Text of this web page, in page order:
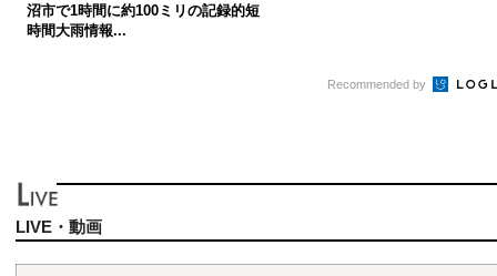
沼市で1時間に約100ミリの記録的短
時間大雨情報...
Recommended by
LIVE・動画